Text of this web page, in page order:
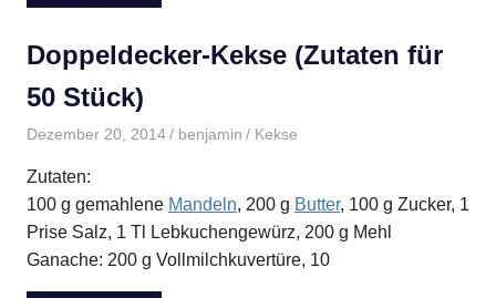
Doppeldecker-Kekse (Zutaten für
50 Stück)
Dezember 20, 2014 benjamin Kekse
Zutaten:
100 g gemahlene Mandeln, 200 g Butter, 100 g Zucker, 1
Prise Salz, 1 Tl Lebkuchengewürz, 200 g Mehl
Ganache: 200 g Vollmilchkuvertüre, 10